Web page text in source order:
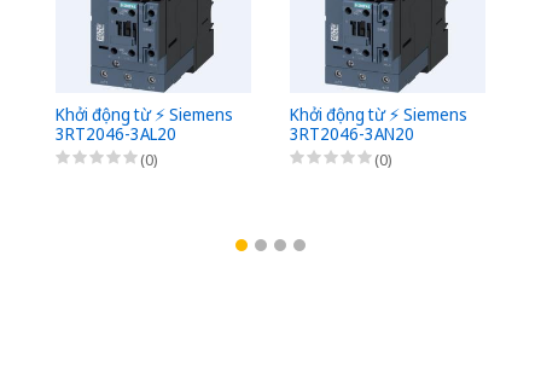
Khởi động từ ⚡️ Siemens
3RT2046-3AL20
(0)
Khởi động từ ⚡️ Siemens
3RT2046-3AN20
(0)